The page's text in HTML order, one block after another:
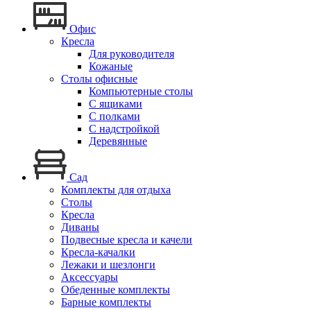
Офис
Кресла
Для руководителя
Кожаные
Столы офисные
Компьютерные столы
С ящиками
С полками
С надстройкой
Деревянные
Сад
Комплекты для отдыха
Столы
Кресла
Диваны
Подвесные кресла и качели
Кресла-качалки
Лежаки и шезлонги
Аксессуары
Обеденные комплекты
Барные комплекты